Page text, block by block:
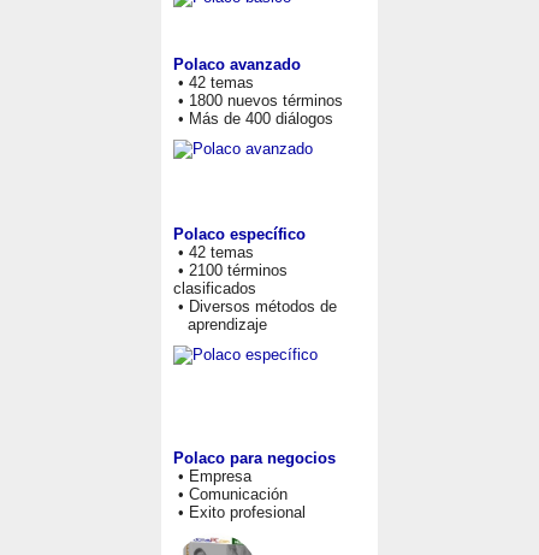
Polaco avanzado
• 42 temas
• 1800 nuevos términos
• Más de 400 diálogos
Polaco específico
• 42 temas
• 2100 términos
clasificados
• Diversos métodos de
aprendizaje
Polaco para negocios
• Empresa
• Comunicación
• Exito profesional